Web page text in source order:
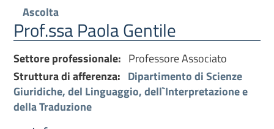
Ascolta
Prof.ssa Paola Gentile
Settore professionale: Professore Associato
Struttura di afferenza: Dipartimento di Scienze
Giuridiche, del Linguaggio, dell`Interpretazione e
della Traduzione